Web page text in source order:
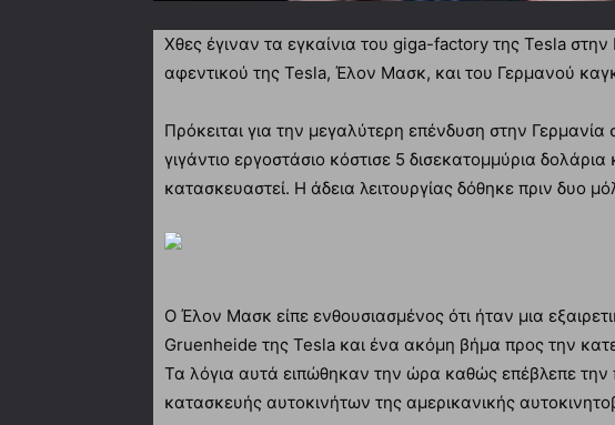
Χθες έγιναν τα εγκαίνια του giga-factory της Tesla στην
αφεντικού της Tesla, Έλον Μασκ, και του Γερμανού
Πρόκειται για την μεγαλύτερη επένδυση στην Γερμανία
γιγάντιο εργοστάσιο κόστισε 5 δισεκατομμύρια
κατασκευαστεί. Η άδεια λειτουργίας δόθηκε πριν δυο
Ο Έλον Μασκ είπε ενθουσιασμένος ότι ήταν μια
Gruenheide της Tesla και ένα ακόμη βήμα προς την
Τα λόγια αυτά ειπώθηκαν την ώρα καθώς επέβλεπε
κατασκευής αυτοκινήτων της αμερικανικής